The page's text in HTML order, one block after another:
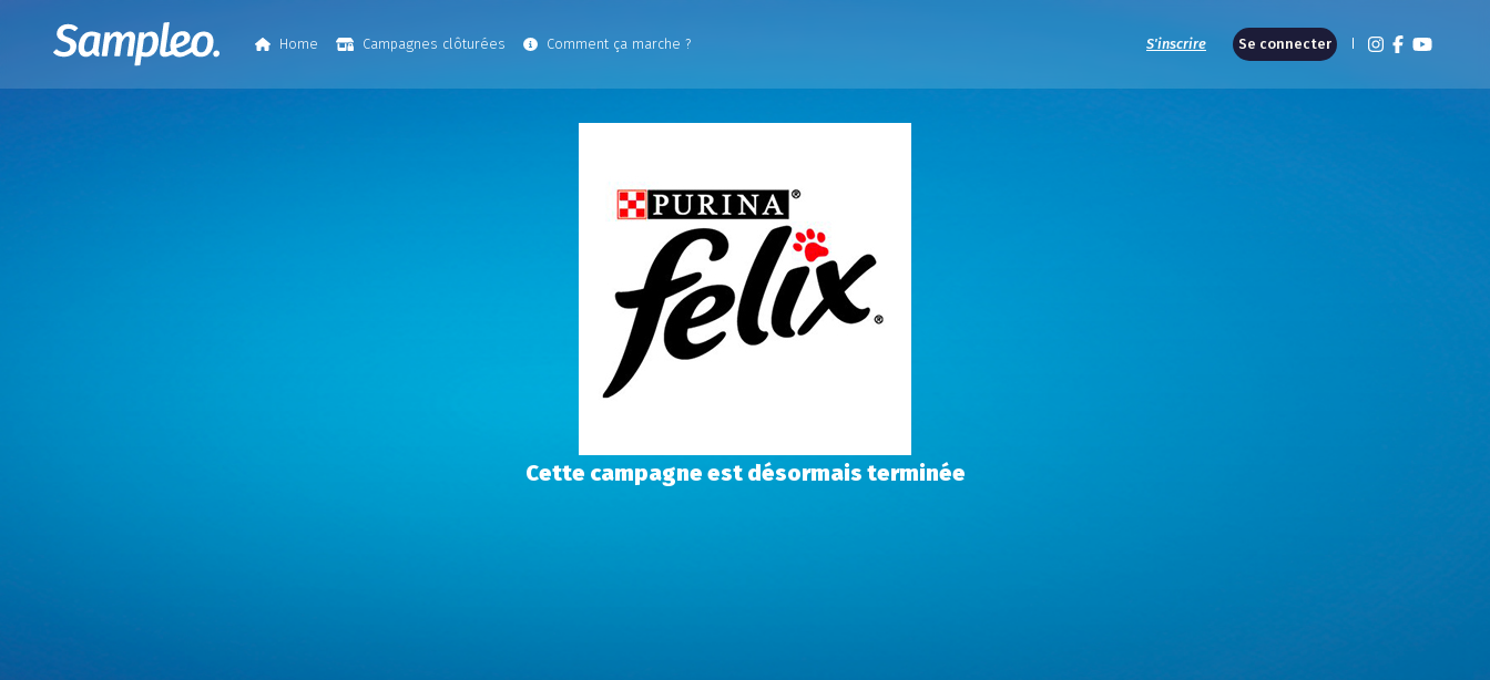
Home Campagnes clôturées Comment ça marche ? S'inscrire Se connecter
Cette campagne est désormais terminée